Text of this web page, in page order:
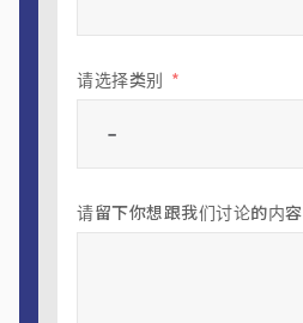
请选择类别
请留下你想跟我们讨论的内容